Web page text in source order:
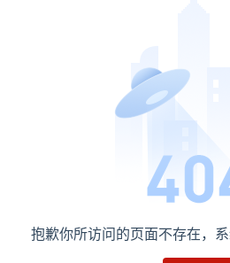
抱歉你所访问的页面不存在，